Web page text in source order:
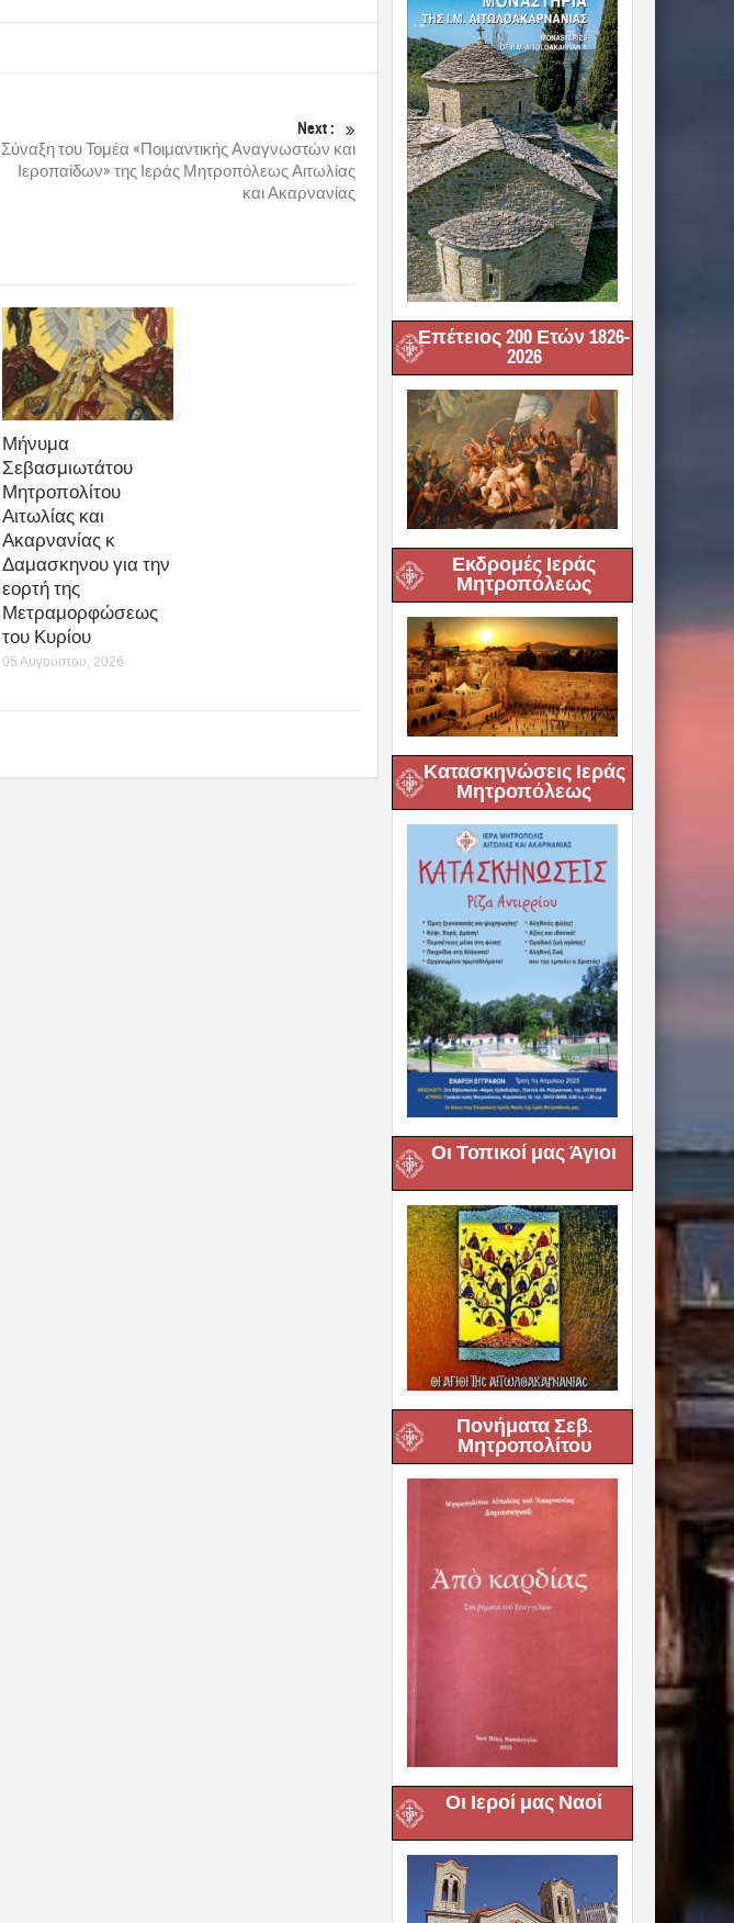
Next :
Σύναξη του Τομέα «Ποιμαντικής Αναγνωστών και
Ιεροπαίδων» της Ιεράς Μητροπόλεως Αιτωλίας
και Ακαρνανίας
Μήνυμα
Σεβασμιωτάτου
Μητροπολίτου
Αιτωλίας και
Ακαρνανίας κ
Δαμασκηνου για την
εορτή της
Μετραμορφώσεως
του Κυρίου
05 Αυγούστου, 2026
Επέτειος 200 Ετών 1826-
2026
Εκδρομές Ιεράς
Μητροπόλεως
Κατασκηνώσεις Ιεράς
Μητροπόλεως
Οι Τοπικοί μας Άγιοι
Πονήματα Σεβ.
Μητροπολίτου
Οι Ιεροί μας Ναοί